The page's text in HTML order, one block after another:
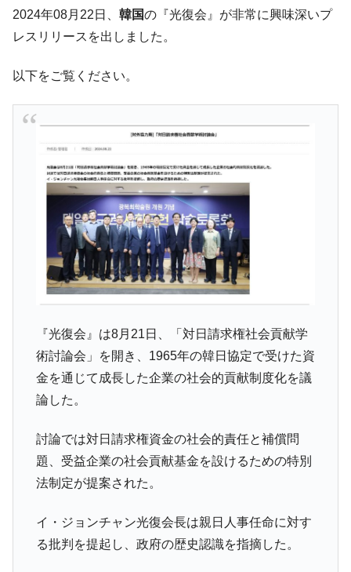
す」⇒「金を経由するドル入手」手段ではないのか？
『Money1』
韓国･外為取引量「1日当たり1,214.4億ド
『Money1』
韓国･帰ってきた李在明。李在明を支持しな
『Money1』
た ⇒ 国家が行った恐るべき株価操作であり、空前の国政壟
『Money1』
韓国･警察職員が「丸刈りになって抗議活
『Money1』
中国だけが鉄鋼輸出を異常増加させる ⇒ 中
国の過剰生産が世界を蝕む。
『Money1』
韓国製造業「半導体絶好調」のウラで他業
種は全般的「不調」⇒ PSIが示す現況は決して良くない。
ン』1人当たり賠償10万ウォンを認定 ⇒ 総額3兆7,000億
『Money1』 韓国で猛暑。南東部では干ばつ
『Money1』
韓国型イージス搭載の次世代駆逐艦
「KDDX」1番艦、2032年竣工と公示
に韓国がいっちょがみしたのでは。
『Money1』
韓国政府『BYD』車への補助金を全廃 ⇒ 実
は韓国で『BYD』車は売れている。6カ月で対前年同期比
『Money1』
在韓米国大使スティールが着韓！⇒ さっそ
く空港に詰めかけ「出て行け！」「極右勢力」のプラカー
2024年08月22日、 韓国の『光復会』が非常に興味深いプ
レスリリースを出しました。
以下をご覧ください。
『光復会』は8月21日、「対日請求権社会貢献学
術討論会」を開き、1965年の韓日協定で受けた資
金を通じて成長した企業の社会的貢献制度化を議
論した。
討論では対日請求権資金の社会的責任と補償問
題、受益企業の社会貢献基金を設けるための特別
法制定が提案された。
イ・ジョンチャン光復会長は親日人事任命に対す
る批判を提起し、政府の歴史認識を指摘した。